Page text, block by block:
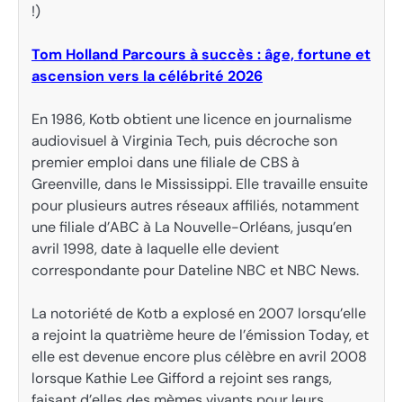
!)
Tom Holland Parcours à succès : âge, fortune et
ascension vers la célébrité 2026
En 1986, Kotb obtient une licence en journalisme
audiovisuel à Virginia Tech, puis décroche son
premier emploi dans une filiale de CBS à
Greenville, dans le Mississippi. Elle travaille ensuite
pour plusieurs autres réseaux affiliés, notamment
une filiale d’ABC à La Nouvelle-Orléans, jusqu’en
avril 1998, date à laquelle elle devient
correspondante pour Dateline NBC et NBC News.
La notoriété de Kotb a explosé en 2007 lorsqu’elle
a rejoint la quatrième heure de l’émission Today, et
elle est devenue encore plus célèbre en avril 2008
lorsque Kathie Lee Gifford a rejoint ses rangs,